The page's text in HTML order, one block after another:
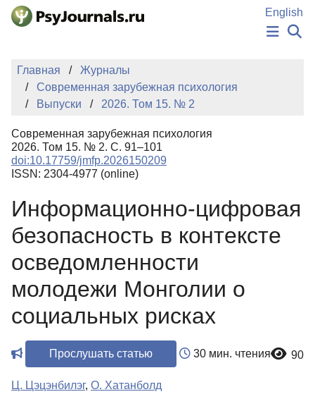
Перейти к основному содержанию
English
НОВОСТИ
ИЗДАНИЯ
АВТОРЫ
БАЗА ЗНАНИЙ
КЛЮЧЕВЫЕ СЛОВА
Регистрация
Главная
Журналы
Современная зарубежная психология
Выпуски
2026. Том 15. № 2
Современная зарубежная психология
2026. Том 15. № 2. С. 91–101
doi:10.17759/jmfp.2026150209
ISSN: 2304-4977 (online)
Информационно-цифровая
безопасность в контексте
осведомленности
молодежи Монголии о
социальных рисках
Прослушать статью 30 мин. чтения 90
Ц. Цэцэнбилэг, О. Хатанболд